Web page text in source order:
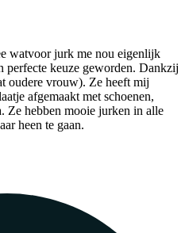
watvoor jurk me nou eigenlijk
perfecte keuze geworden. Dankzij
oudere vrouw). Ze heeft mij
afgemaakt met schoenen,
Ze hebben mooie jurken in alle
heen te gaan.